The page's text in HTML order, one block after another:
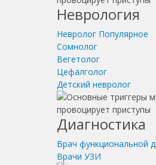
Неврология
Невролог Популярное
Сомнолог
Вегетолог
Цефалголог
Детский невролог
Диагностика
Врач функциональной
Врачи УЗИ